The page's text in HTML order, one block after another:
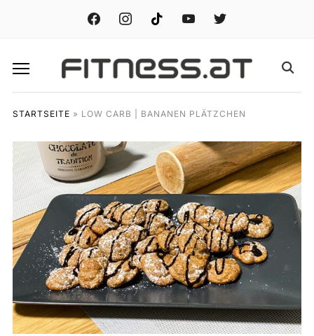
facebook instagramtiktok youtube twitter
STARTSEITE » LOW CARB | BANANEN PLÄTZCHEN